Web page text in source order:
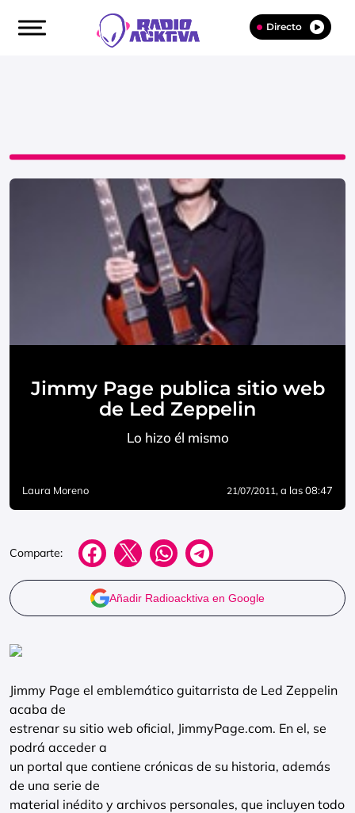
Directo
Jimmy Page publica sitio web
de Led Zeppelin
Lo hizo él mismo
Laura Moreno 21/07/2011, a las 08:47
Comparte:
Añadir Radioacktiva en Google
Jimmy Page el emblemático guitarrista de Led Zeppelin
acaba de
estrenar su sitio web oficial, JimmyPage.com. En el, se
podrá acceder a
un portal que contiene crónicas de su historia, además
de una serie de
material inédito y archivos personales, que incluyen todo